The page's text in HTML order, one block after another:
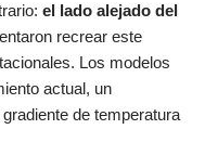
el lado alejado del
recrear este
Los modelos
actual, un
de temperatura